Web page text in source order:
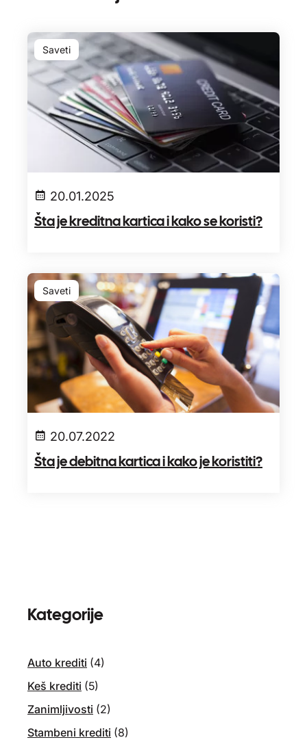
Saveti
20.01.2025
Šta je kreditna kartica i kako se koristi?
Saveti
20.07.2022
Šta je debitna kartica i kako je koristiti?
Kategorije
Auto krediti (4)
Keš krediti (5)
Zanimljivosti (2)
Stambeni krediti (8)